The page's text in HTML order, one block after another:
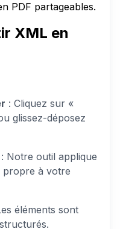
PDF partageables.
XML en
: Cliquez sur «
glissez-déposez
: Notre outil applique
propre à votre
éléments sont